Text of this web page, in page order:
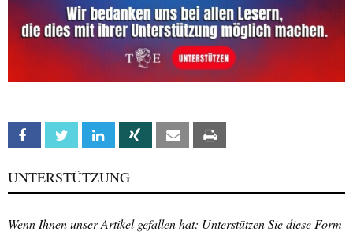
Facebook Twitter Linkedin Xing Email
UNTERSTÜTZUNG
Wenn Ihnen unser Artikel gefallen hat: Unterstützen Sie diese Form